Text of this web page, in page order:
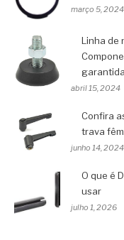
março 5, 2024
Linha de
abril 15, 2024
Confira
trava
junho 14, 2024
O que é
usar
julho 1, 2026